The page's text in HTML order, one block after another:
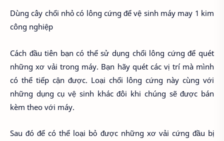
Dùng cây chổi nhỏ có lông cứng để vệ sinh máy may 1 kim
công nghiệp
Cách đầu tiên bạn có thể sử dụng chổi lông cứng để quét
những xơ vải trong máy. Bạn hãy quét các vị trí mà mình
có thể tiếp cận được. Loại chổi lông cứng này cùng với
những dụng cụ vệ sinh khác đôi khi chúng sẽ được bán
kèm theo với máy.
Sau đó để có thể loại bỏ được những xơ vải cứng đầu bị